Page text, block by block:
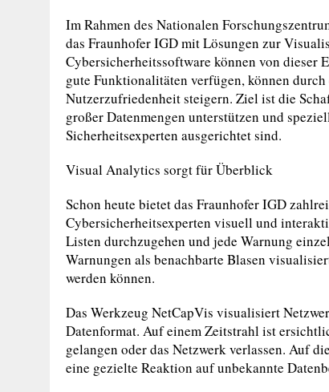
Im Rahmen des Nationalen
das Fraunhofer IGD mit Lösungen zur
Cybersicherheitssoftware können von dieser
gute Funktionalitäten verfügen, können
Nutzerzufriedenheit steigern. Ziel ist die
großer Datenmengen unterstützen und
Sicherheitsexperten ausgerichtet sind.
Visual Analytics sorgt für Überblick
Schon heute bietet das Fraunhofer IGD
Cybersicherheitsexperten visuell und
Listen durchzugehen und jede Warnung
Warnungen als benachbarte Blasen
werden können.
Das Werkzeug NetCapVis visualisiert
Datenformat. Auf einem Zeitstrahl ist
gelangen oder das Netzwerk verlassen. Auf
eine gezielte Reaktion auf unbekannte